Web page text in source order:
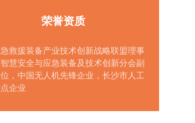
荣誉资质
救援装备产业技术创新战略联盟理事
慧安全与应急装备及技术创新分会副
，中国无人机先锋企业，长沙市人工
企业